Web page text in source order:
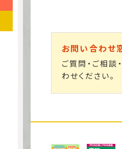
お問い合わせ
ご質問・ご相
わせください。